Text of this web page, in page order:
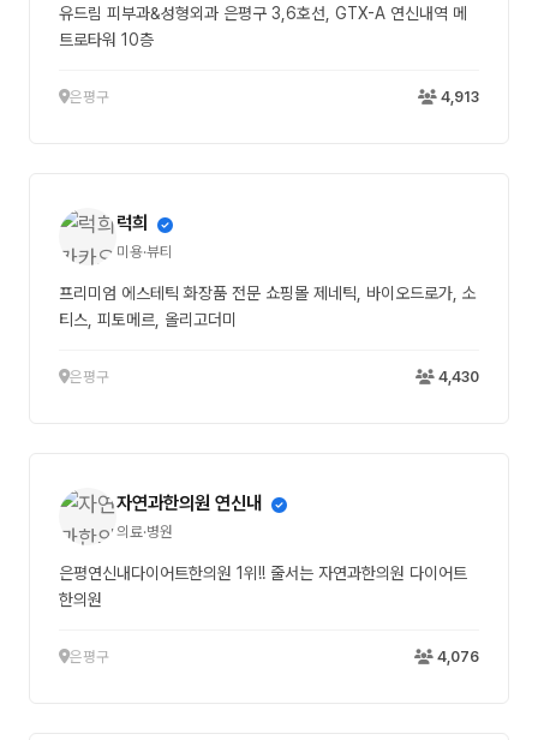
유드림 피부과&성형외과 은평구 3,6호선, GTX-A 연신내역 메
트로타워 10층
은평구 4,913
럭희
미용·뷰티
프리미엄 에스테틱 화장품 전문 쇼핑몰 제네틱, 바이오드로가, 소
티스, 피토메르, 올리고더미
은평구 4,430
자연과한의원 연신내
의료·병원
은평연신내다이어트한의원 1위!! 줄서는 자연과한의원 다이어트
한의원
은평구 4,076